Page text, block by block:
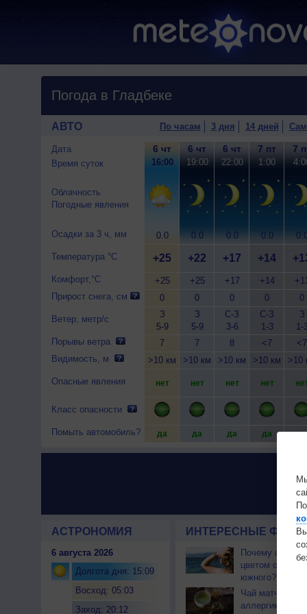
Погода в Гладбеке
АВТО По часам 3 дня 14 дней
Дата
Время суток
Облачность
Погодные явления
Осадки за 3 ч, мм
Температура °C
Комфорт,°C
Прирост снега, см
Ветер, метр/с
Порывы ветра
Видимость, м
Опасные явления
Класс опасности
Помыть автомобиль?
6 чт
16:00
0.0
+25
+25
0
З
5-9
7
>10 км
нет
да
6 чт
19:00
0.0
+22
+25
0
З
5-9
7
>10 км
нет
да
6 чт
22:00
0.0
+17
+17
0
С-З
3-6
8
>10 км
нет
да
7 пт
1:00
0.0
+14
+14
0
С-З
1-3
<7
>10 км
нет
да
7
0
З
1-
<7
>10
да
АСТРОНОМИЯ
6 августа 2026
Долгота дня: 15:09
Восход: 05:03
Заход: 20:12
ИНТЕРЕСНЫЕ
Почему
цветом
южного?
Чай матча
аллергикам